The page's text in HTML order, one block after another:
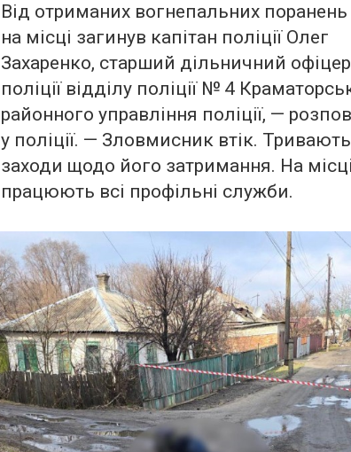
Від отриманих вогнепальних поранень
на місці загинув капітан поліції Олег
Захаренко, старший дільничний офіцер
поліції відділу поліції № 4
районного управління поліції, —
у поліції. — Зловмисник втік. Тривають
заходи щодо його затримання. На місці
працюють всі профільні служби.